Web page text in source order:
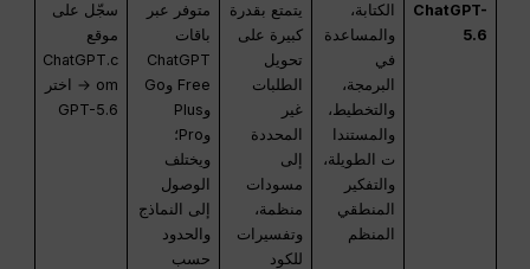
ChatGPT-
5.6
الكتابة،
والمساعدة
في
البرمجة،
والتخطيط،
والمستندا
ت الطويلة،
والتفكير
المنطقي
المنظم
يتمتع بقدرة
كبيرة على
تحويل
الطلبات
غير
المحددة
إلى
مسودات
منظمة،
وتفسيرات
للكود
متوفر عبر
باقات
ChatGPT
Free وGo
وPlus
وPro؛
ويختلف
الوصول
إلى النماذج
والحدود
حسب
سجّل على
موقع
ChatGPT.c
om → اختر
GPT-5.6